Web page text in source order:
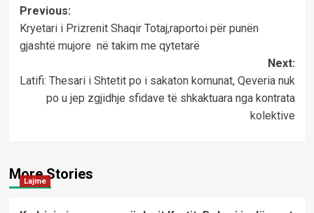
Post
navigation
Previous:
Kryetari i Prizrenit Shaqir Totaj,raportoi për punën
gjashtë mujore në takim me qytetarë
Next:
Latifi: Thesari i Shtetit po i sakaton komunat, Qeveria nuk
po u jep zgjidhje sfidave të shkaktuara nga kontrata
kolektive
More Stories
Lajme